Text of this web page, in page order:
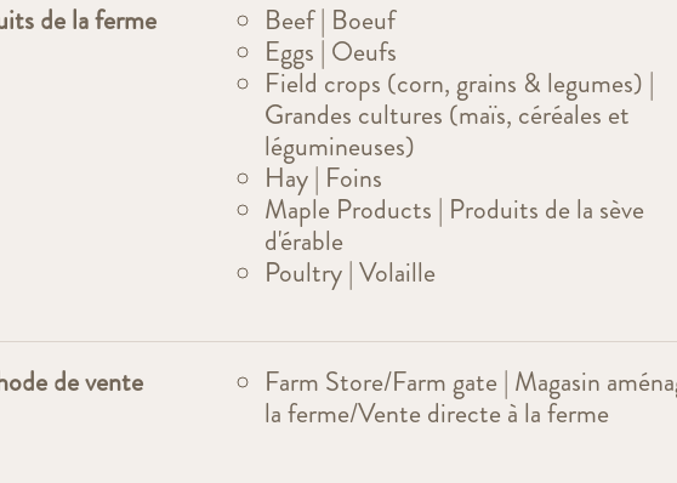
de la ferme
Beef | Boeuf
Eggs | Oeufs
Field crops (corn, grains & legumes) |
Grandes cultures (maïs, céréales et
légumineuses)
Hay | Foins
Maple Products | Produits de la sève
d'érable
Poultry | Volaille
de vente
Farm Store/Farm gate | Magasin
la ferme/Vente directe à la ferme